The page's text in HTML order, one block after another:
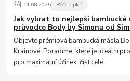
11.08.2025 Péče o pleť
Jak vybrat to nejlepší bambucké
průvodce Body by Simona od
Objevte prémiová bambucká másla
Krainové. Poradíme, které je ideální
pro maximální účinek.číst celé